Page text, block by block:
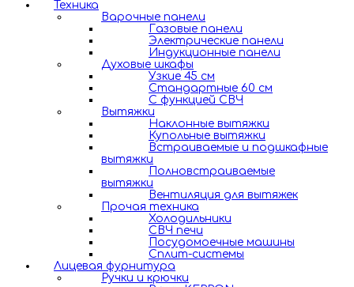
Техника
Варочные панели
Газовые панели
Электрические панели
Индукционные панели
Духовые шкафы
Узкие 45 см
Стандартные 60 см
С функцией СВЧ
Вытяжки
Наклонные вытяжки
Купольные вытяжки
Встраиваемые и подшкафные
вытяжки
Полновстраиваемые
вытяжки
Вентиляция для вытяжек
Прочая техника
Холодильники
СВЧ печи
Посудомоечные машины
Сплит-системы
Лицевая фурнитура
Ручки и крючки